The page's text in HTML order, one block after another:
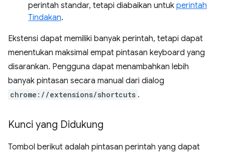
perintah standar, tetapi diabaikan untuk perintah
Tindakan.
Ekstensi dapat memiliki banyak perintah, tetapi dapat
menentukan maksimal empat pintasan keyboard yang
disarankan. Pengguna dapat menambahkan lebih
banyak pintasan secara manual dari dialog
chrome://extensions/shortcuts .
Kunci yang Didukung
Tombol berikut adalah pintasan perintah yang dapat